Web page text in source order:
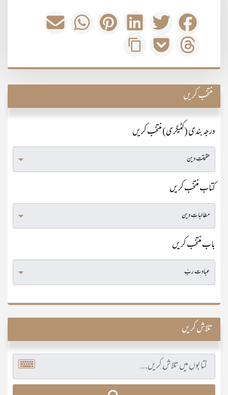
منتخب کریں
درجہ بندی (کٹیگری) منتخب کریں
کتاب منتخب کریں
باب منتخب کریں
تلاش کریں